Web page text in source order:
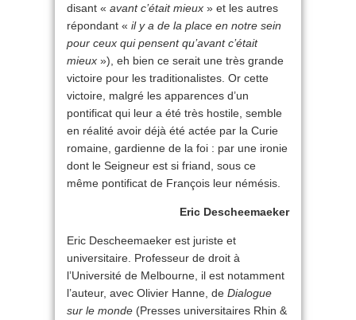
disant « avant c’était mieux » et les autres
répondant « il y a de la place en notre sein
pour ceux qui pensent qu’avant c’était
mieux »), eh bien ce serait une très grande
victoire pour les traditionalistes. Or cette
victoire, malgré les apparences d’un
pontificat qui leur a été très hostile, semble
en réalité avoir déjà été actée par la Curie
romaine, gardienne de la foi : par une ironie
dont le Seigneur est si friand, sous ce
même pontificat de François leur némésis.
Eric Descheemaeker
Eric Descheemaeker est juriste et
universitaire. Professeur de droit à
l’Université de Melbourne, il est notamment
l’auteur, avec Olivier Hanne, de Dialogue
sur le monde (Presses universitaires Rhin &